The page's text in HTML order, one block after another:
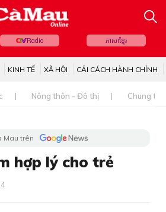
Radio ភាសាខ្មែរ
KINH TẾ XÃ HỘI CẢI CÁCH HÀNH CHÍNH
Nông thôn - Đô thị Chung
Mau trên
hợp lý cho trẻ